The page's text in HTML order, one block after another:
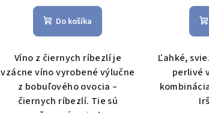
Do košíka
Víno z čiernych ríbezlí je
vzácne víno vyrobené výlučne
z bobuľového ovocia –
čiernych ríbezlí. Tie sú
Ľahké,
perlivé